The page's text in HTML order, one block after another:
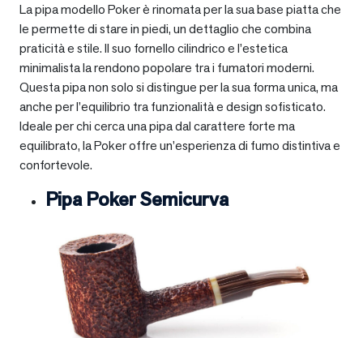
La pipa modello Poker è rinomata per la sua base piatta che
le permette di stare in piedi, un dettaglio che combina
praticità e stile. Il suo fornello cilindrico e l’estetica
minimalista la rendono popolare tra i fumatori moderni.
Questa pipa non solo si distingue per la sua forma unica, ma
anche per l’equilibrio tra funzionalità e design sofisticato.
Ideale per chi cerca una pipa dal carattere forte ma
equilibrato, la Poker offre un’esperienza di fumo distintiva e
confortevole.
Pipa Poker Semicurva